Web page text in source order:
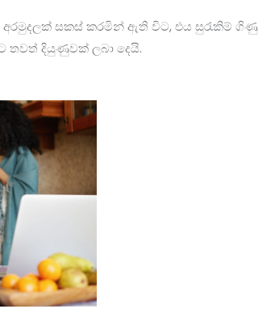
අරමුදලක් සකස් කරමින් ඇති විට, එය සුරැකිම්
තවත් දියුණුවක් ලබා දෙයි.